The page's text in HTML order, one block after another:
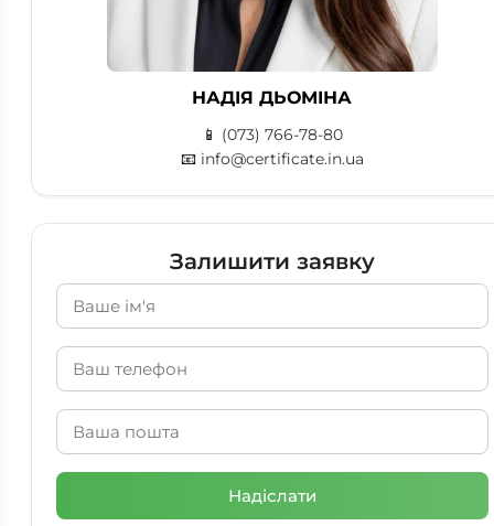
НАДІЯ ДЬОМІНА
📱 (073) 766-78-80
📧 info@certificate.in.ua
Залишити заявку